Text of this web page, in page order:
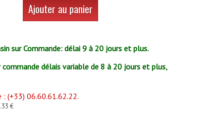
Ajouter au panier
sur Commande: délai 9 à 20 jours et plus.
délais variable de 8 à 20 jours et plus,
: (+33) 06.60.61.62.22.
€